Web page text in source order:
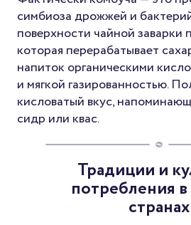
симбиоза дрожжей и
поверхности чайной заварки
которая перерабатывает
напиток органическими
и мягкой газированностью.
кисловатый вкус,
сидр или квас.
Традиции и
потребления
странах